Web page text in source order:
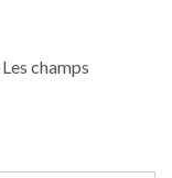
Les champs